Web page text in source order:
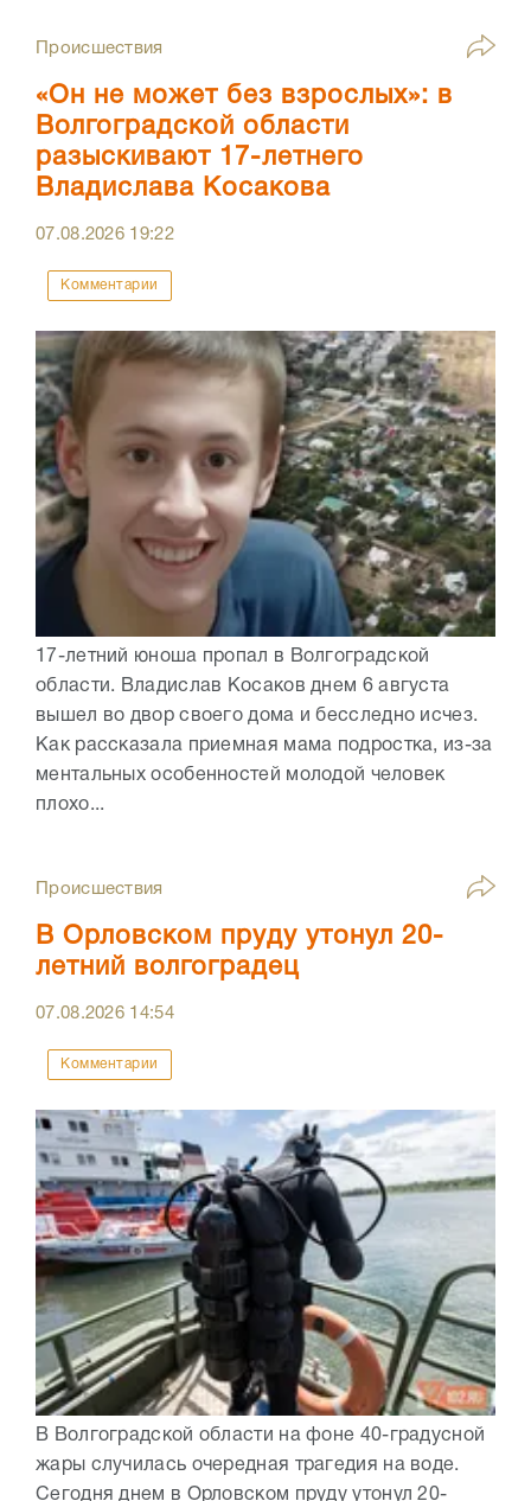
Происшествия
«Он не может без взрослых»: в
Волгоградской области
разыскивают 17-летнего
Владислава Косакова
07.08.2026 19:22
Комментарии
17-летний юноша пропал в Волгоградской
области. Владислав Косаков днем 6 августа
вышел во двор своего дома и бесследно исчез.
Как рассказала приемная мама подростка, из-за
ментальных особенностей молодой человек
плохо...
Происшествия
В Орловском пруду утонул 20-
летний волгоградец
07.08.2026 14:54
Комментарии
В Волгоградской области на фоне 40-градусной
жары случилась очередная трагедия на воде.
Сегодня днем в Орловском пруду утонул 20-